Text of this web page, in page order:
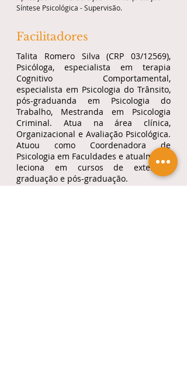
Síntese Psicológica - Supervisão.
Facilitadores
Talita Romero Silva (CRP 03/12569),
Psicóloga, especialista em terapia
Cognitivo Comportamental,
especialista em Psicologia do Trânsito,
pós-graduanda em Psicologia do
Trabalho, Mestranda em Psicologia
Criminal. Atua na área clínica,
Organizacional e Avaliação Psicológica.
Atuou como Coordenadora de
Psicologia em Faculdades e atualmente
leciona em cursos de extensão,
graduação e pós-graduação.